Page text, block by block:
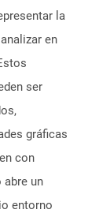
la
en
ser
gráficas
con
abre un
entorno